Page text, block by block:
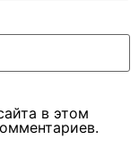
в этом